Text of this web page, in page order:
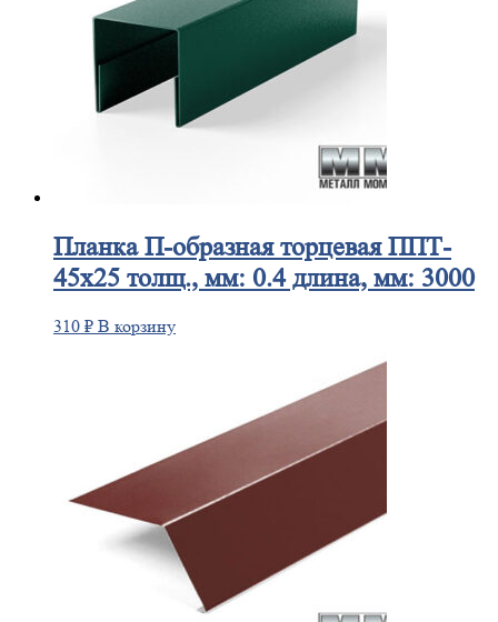
ПланкаП-образная торцевая ППТ-
45х25 толщ., мм: 0.4 длина, мм: 3000
310 ₽ В корзину